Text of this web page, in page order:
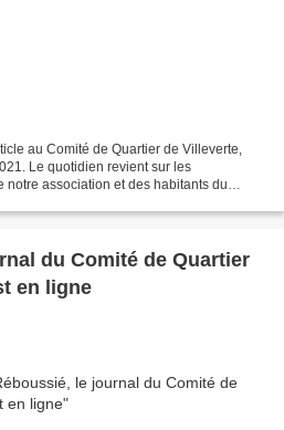
au Comité de Quartier de Villeverte,
Le quotidien revient sur les
notre association et des habitants du
du Comité de Quartier
en ligne